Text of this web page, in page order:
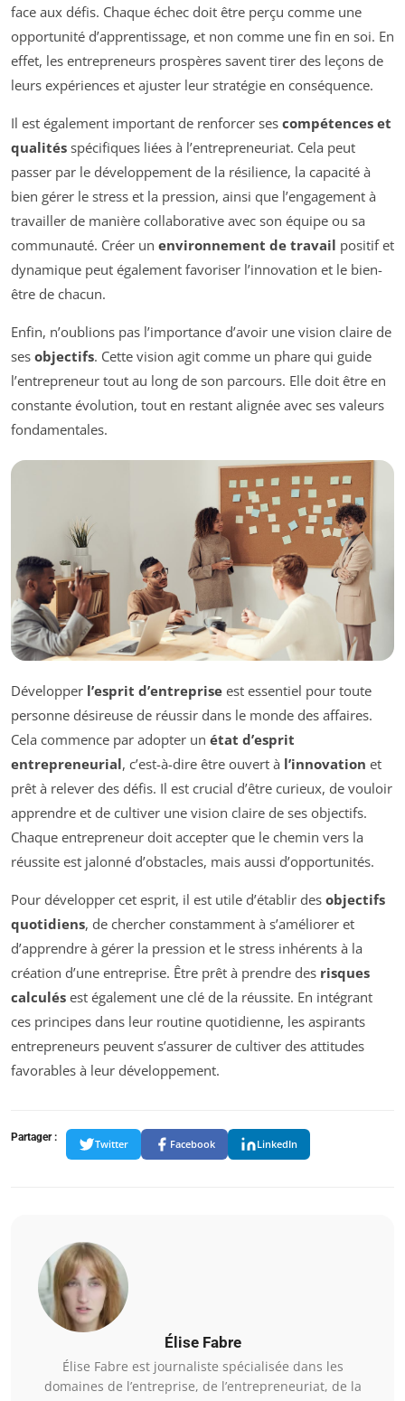
face aux défis. Chaque échec doit être perçu comme une
opportunité d’apprentissage, et non comme une fin en soi. En
effet, les entrepreneurs prospères savent tirer des leçons de
leurs expériences et ajuster leur stratégie en conséquence.
Il est également important de renforcer ses compétences et
qualités spécifiques liées à l’entrepreneuriat. Cela peut
passer par le développement de la résilience, la capacité à
bien gérer le stress et la pression, ainsi que l’engagement à
travailler de manière collaborative avec son équipe ou sa
communauté. Créer un environnement de travail positif et
dynamique peut également favoriser l’innovation et le bien-
être de chacun.
Enfin, n’oublions pas l’importance d’avoir une vision claire de
ses objectifs. Cette vision agit comme un phare qui guide
l’entrepreneur tout au long de son parcours. Elle doit être en
constante évolution, tout en restant alignée avec ses valeurs
fondamentales.
Développer l’esprit d’entreprise est essentiel pour toute
personne désireuse de réussir dans le monde des affaires.
Cela commence par adopter un état d’esprit
entrepreneurial, c’est-à-dire être ouvert à l’innovation et
prêt à relever des défis. Il est crucial d’être curieux, de vouloir
apprendre et de cultiver une vision claire de ses objectifs.
Chaque entrepreneur doit accepter que le chemin vers la
réussite est jalonné d’obstacles, mais aussi d’opportunités.
Pour développer cet esprit, il est utile d’établir des objectifs
quotidiens, de chercher constamment à s’améliorer et
d’apprendre à gérer la pression et le stress inhérents à la
création d’une entreprise. Être prêt à prendre des risques
calculés est également une clé de la réussite. En intégrant
ces principes dans leur routine quotidienne, les aspirants
entrepreneurs peuvent s’assurer de cultiver des attitudes
favorables à leur développement.
Partager :
Twitter Facebook LinkedIn
Élise Fabre
Élise Fabre est journaliste spécialisée dans les
domaines de l’entreprise, de l’entrepreneuriat, de la